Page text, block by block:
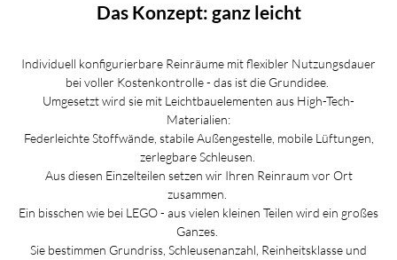
Das Konzept: ganz leicht
Individuell konfigurierbare Reinräume mit flexibler Nutzungsdauer
bei voller Kostenkontrolle - das ist die Grundidee.
Umgesetzt wird sie mit Leichtbauelementen aus High-Tech-
Materialien:
Federleichte Stoffwände, stabile Außengestelle, mobile Lüftungen,
zerlegbare Schleusen.
Aus diesen Einzelteilen setzen wir Ihren Reinraum vor Ort
zusammen.
Ein bisschen wie bei LEGO - aus vielen kleinen Teilen wird ein großes
Ganzes.
Sie bestimmen Grundriss, Schleusenanzahl, Reinheitsklasse und